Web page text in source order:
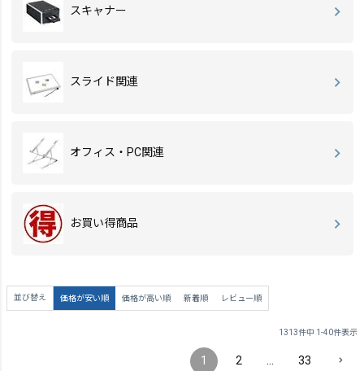
スキャナー
スライド関連
オフィス・PC関連
お買い得商品
並び替え 価格が安い順 価格が高い順 新着順 レビュー順
1313件中 1 -40件表示
1 2 33